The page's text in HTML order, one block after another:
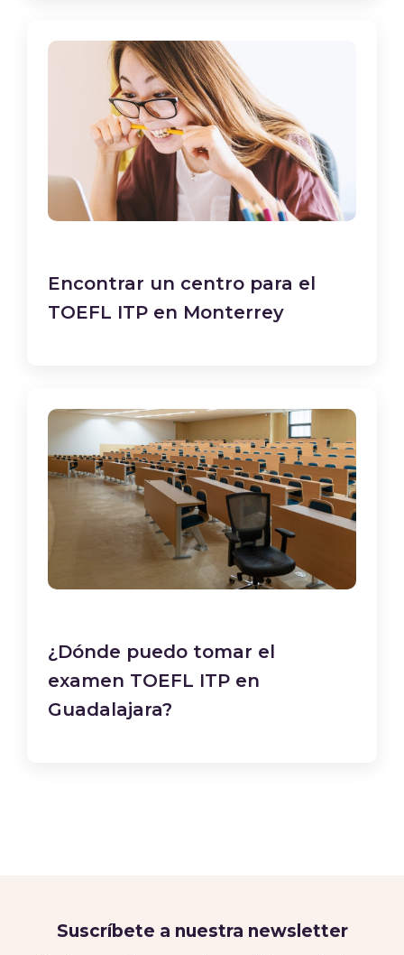
Encontrar un centro para el
TOEFL ITP en Monterrey
¿Dónde puedo tomar el
examen TOEFL ITP en
Guadalajara?
Suscríbete a nuestra newsletter